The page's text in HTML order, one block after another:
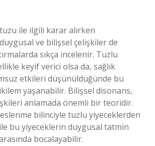
ile ilgili karar alırken
duygusal ve bilişsel çelişkiler de
sıkça incelenir. Tuzlu
keyif verici olsa da, sağlık
etkileri düşünüldüğünde bu
yaşanabilir. Bilişsel disonans,
anlamada önemli bir teoridir.
bilinciyle tuzlu yiyeceklerden
bu yiyeceklerin duygusal tatmin
bocalayabilir.